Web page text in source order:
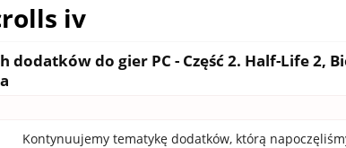
iv
dodatków do gier PC - Część 2. Half-Life 2,
Kontynuujemy tematykę dodatków, którą